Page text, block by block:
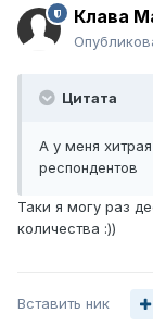
Клава
Цитата
А у меня
респондентов
Таки я могу раз
количества :))
Вставить ник